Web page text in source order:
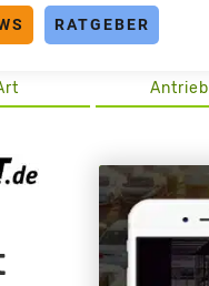
RATGEBER
Antrieb